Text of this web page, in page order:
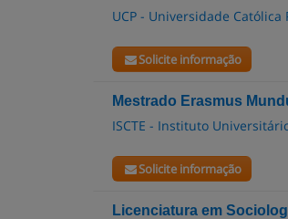
UCP - Universidade Católica
Solicite informação
Mestrado Erasmus
ISCTE - Instituto
Solicite informação
Licenciatura em